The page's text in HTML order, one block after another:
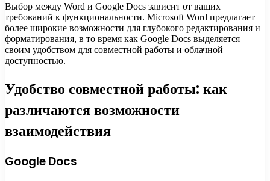
Выбор между Word и Google Docs зависит от ваших
требований к функциональности. Microsoft Word предлагает
более широкие возможности для глубокого редактирования и
форматирования, в то время как Google Docs выделяется
своим удобством для совместной работы и облачной
доступностью.
Удобство совместной работы: как
различаются возможности
взаимодействия
Google Docs